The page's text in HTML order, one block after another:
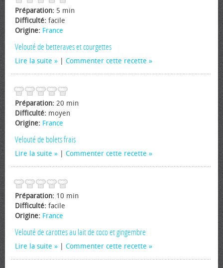
Préparation: 5 min
Difficulté: facile
Origine: France
Velouté de betteraves et courgettes
Lire la suite Commenter cette recette
Préparation: 20 min
Difficulté: moyen
Origine: France
Velouté de bolets frais
Lire la suite Commenter cette recette
Préparation: 10 min
Difficulté: facile
Origine: France
Velouté de carottes au lait de coco et gingembre
Lire la suite Commenter cette recette